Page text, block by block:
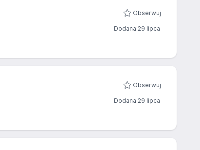
Obserwuj
Dodana 29 lipca
Obserwuj
Dodana 29 lipca